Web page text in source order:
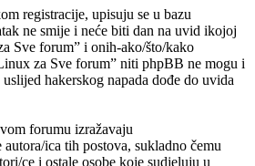
registracije, upisuju se u bazu
ne smije i neće biti dan na uvid ikojoj
Sve forum” i onih-ako/što/kako
za Sve forum” niti phpBB ne mogu i
hakerskog napada dođe do uvida
forumu izražavaju
ica tih postova, sukladno čemu
ce i ostale osobe koje sudjeluju u